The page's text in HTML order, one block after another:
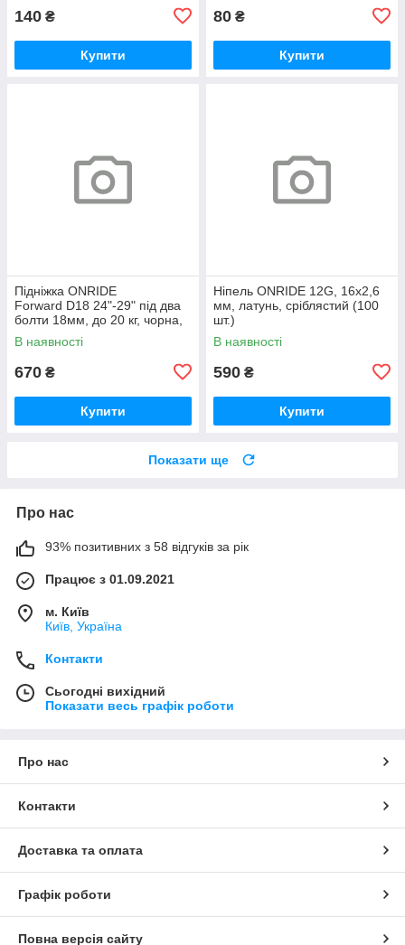
140 ₴
Купити
80 ₴
Купити
Підніжка ONRIDE
Forward D18 24"-29" під два
болти 18мм, до 20 кг, чорна,
polybag
В наявності
670 ₴
Купити
Ніпель ONRIDE 12G, 16x2,6
мм, латунь, сріблястий (100
шт.)
В наявності
590 ₴
Купити
Показати ще
Про нас
93% позитивних з 58 відгуків за рік
Працює з 01.09.2021
м. Київ
Київ, Україна
Контакти
Сьогодні вихідний
Показати весь графік роботи
Про нас
Контакти
Доставка та оплата
Графік роботи
Повна версія сайту